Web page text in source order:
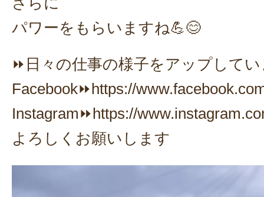
パワーをもらいますね💪😊
⏩日々の仕事の様子をアップして
Facebook⏩https://
Instagram⏩https://
よろしくお願いします